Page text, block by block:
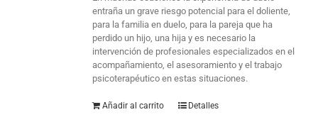
entraña un grave riesgo potencial para el doliente,
para la familia en duelo, para la pareja que ha
perdido un hijo, una hija y es necesario la
intervención de profesionales especializados en el
acompañamiento, el asesoramiento y el trabajo
psicoterapéutico en estas situaciones.
Añadir al carrito Detalles